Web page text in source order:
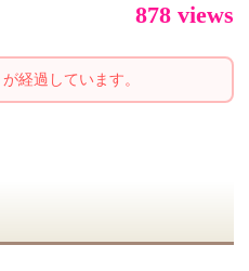
878 views
が経過しています。